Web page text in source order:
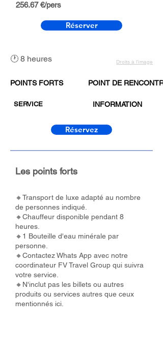
256.67 €/pers
Réserver
🕐 8 heures Droits à l’image
POINTS FORTS
SERVICE
POINT DE
INFORMATION
Réservez
Les points forts
🔸Transport de luxe adapté au nombre
de personnes indiqué.
🔸Chauffeur disponible pendant 8
heures.
🔸1 Bouteille d'eau minérale par
personne.
🔸Contactez Whats App avec notre
coordinateur FV Travel Group qui suivra
votre service.
🔸N'inclut pas les billets ou autres
produits ou services autres que ceux
mentionnés ici.